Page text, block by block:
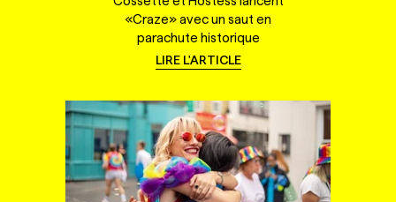
«Craze» avec un saut en
parachute historique
LIRE L'ARTICLE